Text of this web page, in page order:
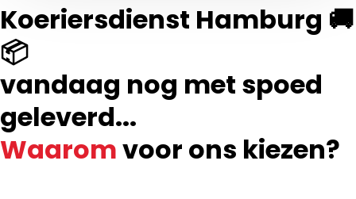
Koeriersdienst Hamburg 🚚
📦
vandaag nog met spoed
geleverd...
Waaromvoor ons kiezen?